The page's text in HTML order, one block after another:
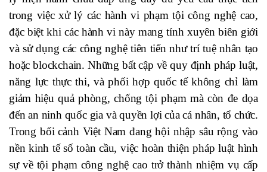
trong việc xử lý các hành vi phạm tội công nghệ cao,
đặc biệt khi các hành vi này mang tính xuyên biên giới
và sử dụng các công nghệ tiên tiến như trí tuệ nhân tạo
hoặc blockchain. Những bất cập về quy định pháp luật,
năng lực thực thi, và phối hợp quốc tế không chỉ làm
giảm hiệu quả phòng, chống tội phạm mà còn đe dọa
đến an ninh quốc gia và quyền lợi của cá nhân, tổ chức.
Trong bối cảnh Việt Nam đang hội nhập sâu rộng vào
nền kinh tế số toàn cầu, việc hoàn thiện pháp luật hình
sự về tội phạm công nghệ cao trở thành nhiệm vụ cấp